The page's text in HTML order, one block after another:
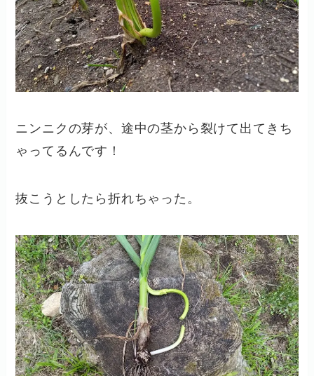
ニンニクの芽が、途中の茎から裂けて出てきち
ゃってるんです！
抜こうとしたら折れちゃった。